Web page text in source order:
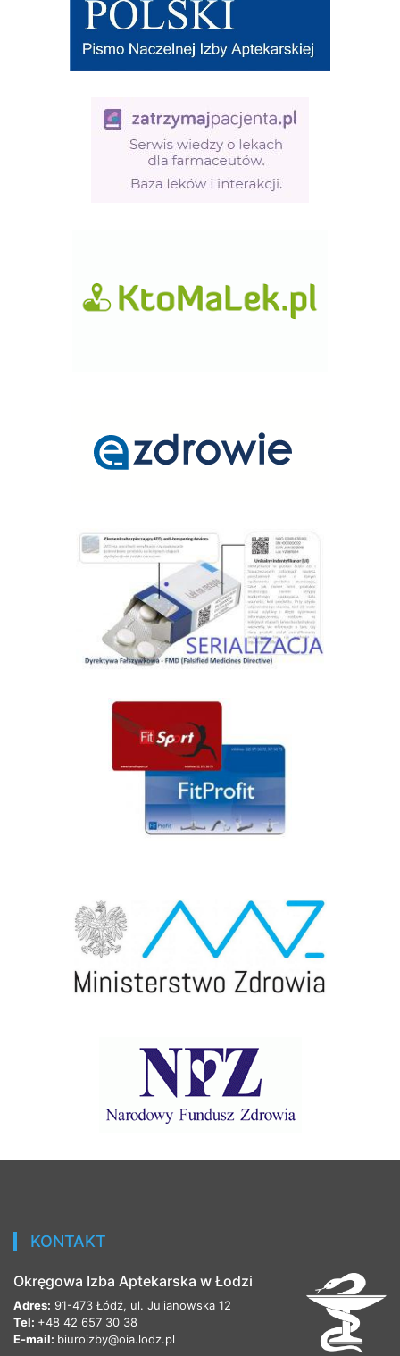
KONTAKT
Okręgowa Izba Aptekarska w Łodzi
Adres: 91-473 Łódź, ul. Julianowska 12
Tel: +48 42 657 30 38
E-mail: biuroizby@oia.lodz.pl